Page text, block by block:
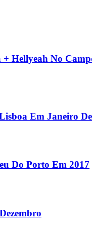
Hellyeah No
Em Janeiro
Do Porto Em 2017